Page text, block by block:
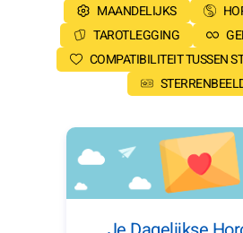
MAANDELIJKS
TAROTLEGGING
COMPATIBILITEIT TUSSEN